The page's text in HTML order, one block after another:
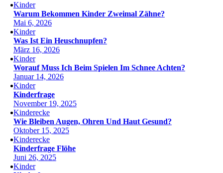
Kinder
Warum Bekommen Kinder Zweimal Zähne?
Mai 6, 2026
Kinder
Was Ist Ein Heuschnupfen?
März 16, 2026
Kinder
Worauf Muss Ich Beim Spielen Im Schnee Achten?
Januar 14, 2026
Kinder
Kinderfrage
November 19, 2025
Kinderecke
Wie Bleiben Augen, Ohren Und Haut Gesund?
Oktober 15, 2025
Kinderecke
Kinderfrage Flöhe
Juni 26, 2025
Kinder